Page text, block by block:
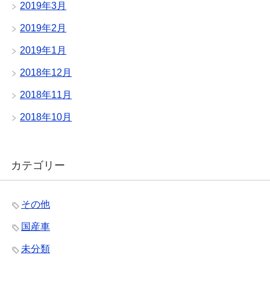
2019年3月
2019年2月
2019年1月
2018年12月
2018年11月
2018年10月
カテゴリー
その他
国産車
未分類